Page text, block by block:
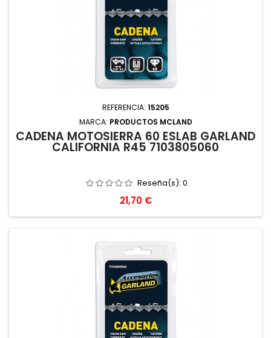
REFERENCIA: 15205
MARCA: PRODUCTOS MCLAND
CADENA MOTOSIERRA 60 ESLAB GARLAND
CALIFORNIA R45 7103805060
Reseña(s): 0
Precio
21,70 €